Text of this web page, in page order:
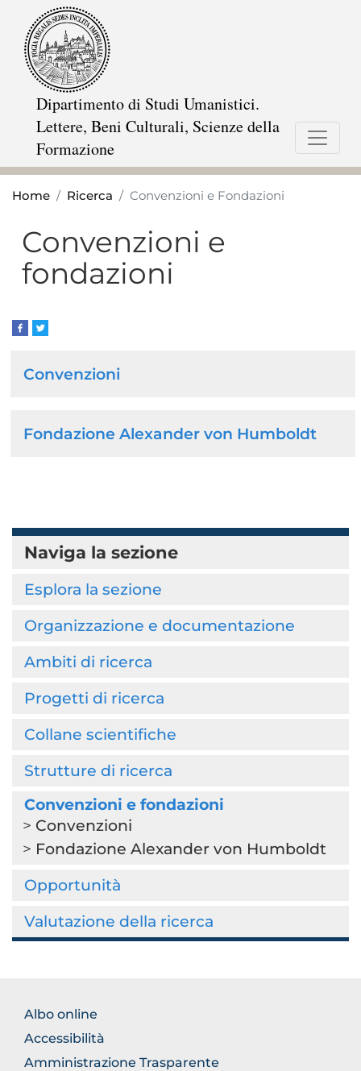
Dipartimento di Studi Umanistici.
Lettere, Beni Culturali, Scienze della
Formazione
Home Ricerca Convenzioni e Fondazioni
Convenzioni e
fondazioni
Navigazione
principale
Convenzioni
Fondazione Alexander von Humboldt
Naviga la sezione
Esplora la sezione
Organizzazione e documentazione
Ambiti di ricerca
Progetti di ricerca
Collane scientifiche
Strutture di ricerca
Convenzioni e fondazioni
Convenzioni
Fondazione Alexander von Humboldt
Opportunità
Valutazione della ricerca
FOOTER
NORMATIVA
Albo online
Accessibilità
Amministrazione Trasparente